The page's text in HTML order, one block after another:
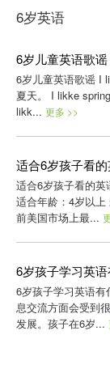
6岁英语
6岁儿童英语歌谣
6岁儿童英语歌谣 I
夏天。 I likke
likk... 更多 >>
适合6岁孩子看
适合6岁孩子看的英
适合年龄：4岁以上
前美国市场上最...
6岁孩子学习英
6岁孩子学习英语
息交流方面会受到
发展。孩子在6岁...